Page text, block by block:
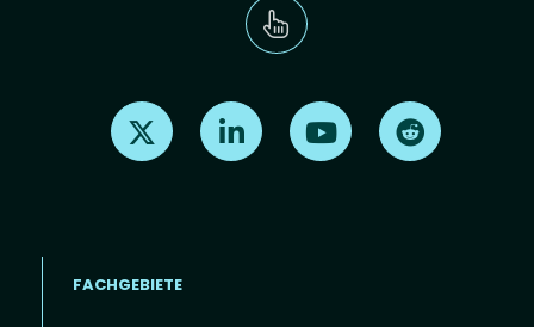
Find us on X Find us on LinkedInFind us on Youtube
FACHGEBIETE